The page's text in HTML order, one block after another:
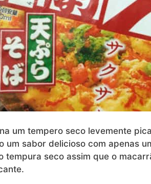
um tempero seco levemente
um sabor delicioso com apenas
tempura seco assim que o